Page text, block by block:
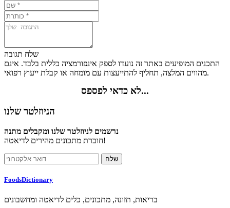
שלח תגובה
התכנים המופיעים באתר זה נועדו לספק אינפורמציה כללית בלבד. אינם
מהווים המלצה, תחליף להתייעצות עם מומחה או קבלת ייעוץ רפואי.
לא כדאי לפספס...
הניוזלטר שלנו
נרשמים לניוזלטר שלנו ומקבלים מתנה
חוברת מתכונים מהירים לדיאטה!
FoodsDictionary
בריאות, תזונה, מתכונים, כלים לדיאטה ומחשבונים